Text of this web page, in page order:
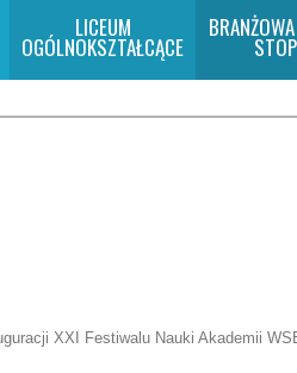
LICEUM
OGÓLNOKSZTAŁCĄCE
XXI Festiwalu Nauki Akademii